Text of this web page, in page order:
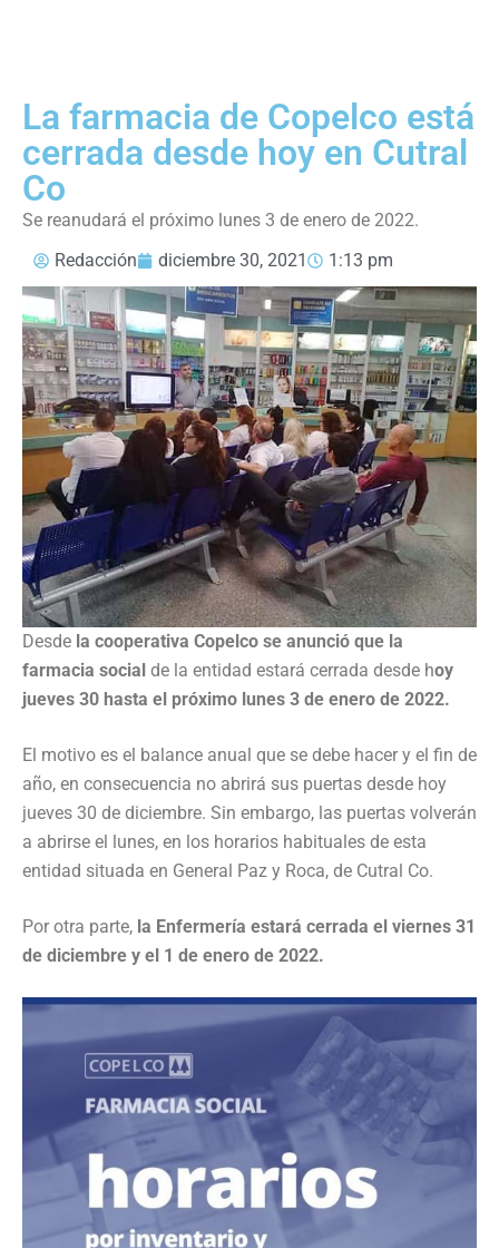
La farmacia de Copelco está
cerrada desde hoy en Cutral
Co
Se reanudará el próximo lunes 3 de enero de 2022.
Redacción
diciembre 30, 2021 1:13 pm
Desde la cooperativa Copelco se anunció que la
farmacia social de la entidad estará cerrada desde hoy
jueves 30 hasta el próximo lunes 3 de enero de 2022.
El motivo es el balance anual que se debe hacer y el fin de
año, en consecuencia no abrirá sus puertas desde hoy
jueves 30 de diciembre. Sin embargo, las puertas volverán
a abrirse el lunes, en los horarios habituales de esta
entidad situada en General Paz y Roca, de Cutral Co.
Por otra parte, la Enfermería estará cerrada el viernes 31
de diciembre y el 1 de enero de 2022.